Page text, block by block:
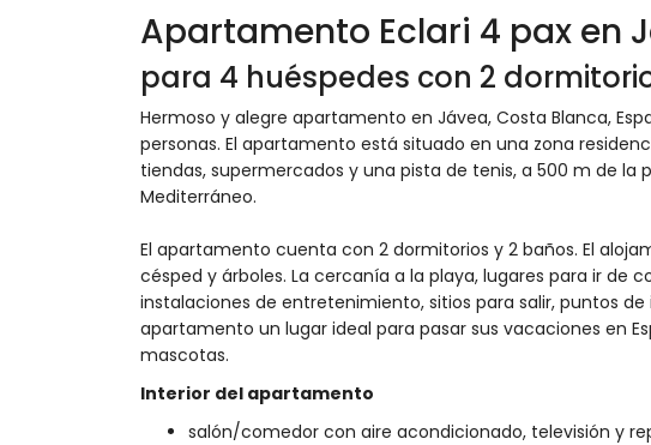
Apartamento Eclari 4 pax en
para 4 huéspedes con 2
Hermoso y alegre apartamento en Jávea, Costa Blanca,
personas. El apartamento está situado en una zona
tiendas, supermercados y una pista de tenis, a 500 m de la
Mediterráneo.
El apartamento cuenta con 2 dormitorios y 2 baños. El
césped y árboles. La cercanía a la playa, lugares para ir de
instalaciones de entretenimiento, sitios para salir, puntos
apartamento un lugar ideal para pasar sus vacaciones en
mascotas.
Interior del apartamento
salón/comedor con aire acondicionado, televisión y